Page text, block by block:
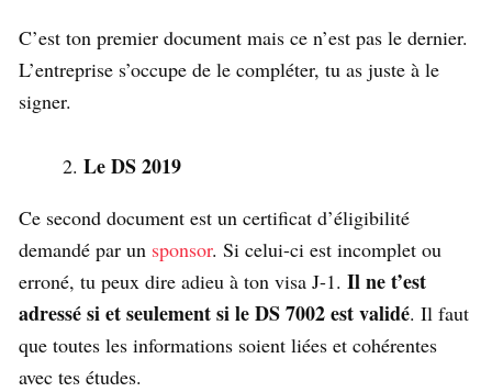
C’est ton premier document mais ce n’est pas le dernier.
L’entreprise s’occupe de le compléter, tu as juste à le
signer.
Le DS 2019
Ce second document est un certificat d’éligibilité
demandé par un sponsor. Si celui-ci est incomplet ou
erroné, tu peux dire adieu à ton visa J-1. Il ne t’est
adressé si et seulement si le DS 7002 est validé. Il faut
que toutes les informations soient liées et cohérentes
avec tes études.